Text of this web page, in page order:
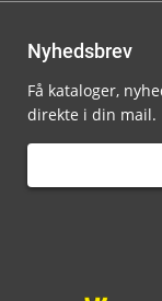
Nyhedsbrev
Få kataloger,
direkte i din mail.